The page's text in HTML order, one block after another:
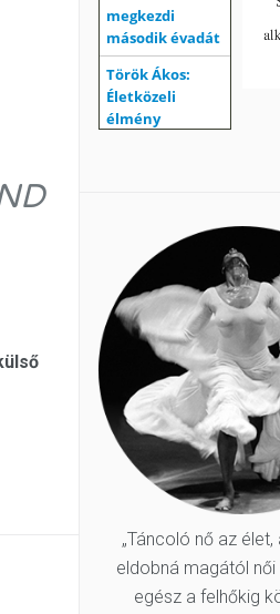
„Táncoló nő az élet,
eldobná magától női
egész a felhőkig